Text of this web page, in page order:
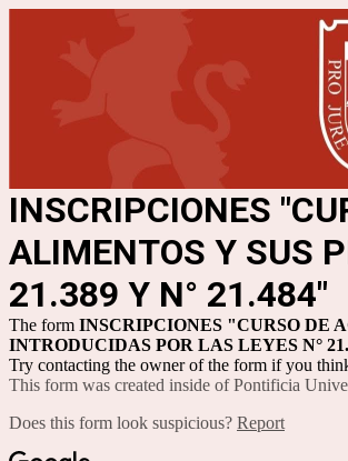
INSCRIPCIONES
ALIMENTOS Y SUS
21.389 Y N° 21.484"
The form INSCRIPCIONES "CURSO DE
INTRODUCIDAS POR LAS LEYES N°
Try contacting the owner of the form if you
This form was created inside of Pontificia
Does this form look suspicious? Report